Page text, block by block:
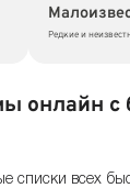
Редкие и
онлайн с
списки всех